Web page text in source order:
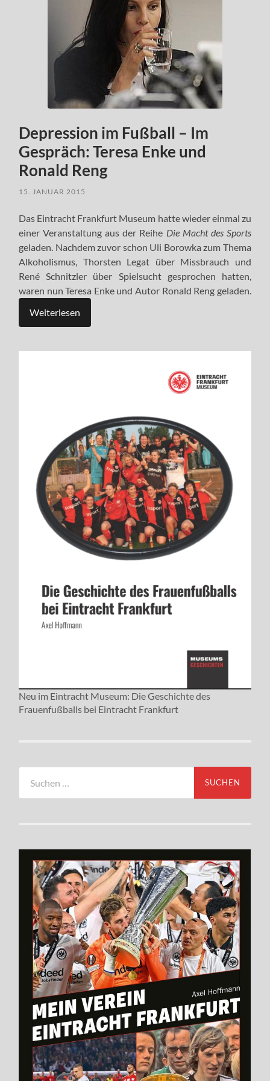
Depression im Fußball – Im
Gespräch: Teresa Enke und
Ronald Reng
15. JANUAR 2015
Das Eintracht Frankfurt Museum hatte wieder einmal zu
einer Veranstaltung aus der Reihe Die Macht des Sports
geladen. Nachdem zuvor schon Uli Borowka zum Thema
Alkoholismus, Thorsten Legat über Missbrauch und
René Schnitzler über Spielsucht gesprochen hatten,
waren nun Teresa Enke und Autor Ronald Reng geladen.
Weiterlesen
Neu im Eintracht Museum: Die Geschichte des
Frauenfußballs bei Eintracht Frankfurt
nach: